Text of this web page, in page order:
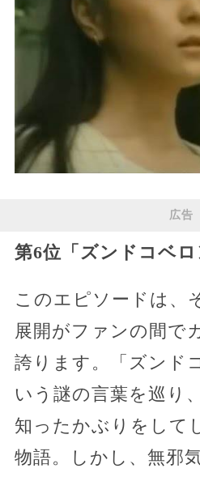
広告
第6位「ズンドコベロ
このエピソードは、
展開がファンの間で
誇ります。「ズンド
いう謎の言葉を巡り
知ったかぶりをして
物語。しかし、無邪